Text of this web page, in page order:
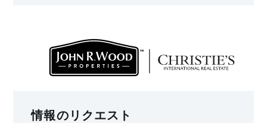
情報のリクエスト